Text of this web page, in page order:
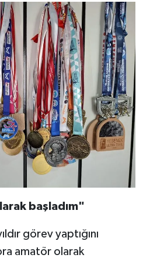
başladım"
görev yaptığını
amatör olarak